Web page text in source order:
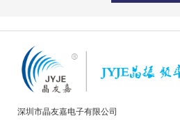
深圳市晶友嘉电子有限公司